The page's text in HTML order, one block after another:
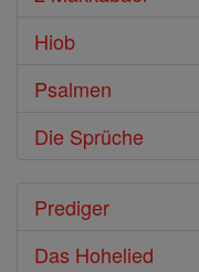
Hiob
Psalmen
Die Sprüche
Prediger
Das Hohelied